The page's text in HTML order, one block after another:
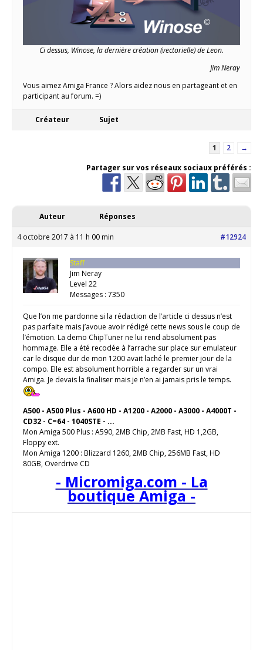
Ci dessus, Winose, la dernière création (vectorielle) de Leon.
Jim Neray
Vous aimez Amiga France ? Alors aidez nous en partageant et en
participant au forum. =)
Créateur Sujet
1 2
→
Partager sur vos réseaux sociaux préférés :
Auteur Réponses
4 octobre 2017 à 11 h 00 min #12924
Staff
Jim Neray
Level 22
Messages : 7350
Que l’on me pardonne si la rédaction de l’article ci dessus n’est
pas parfaite mais j’avoue avoir rédigé cette news sous le coup de
l’émotion. La demo ChipTuner ne lui rend absolument pas
hommage. Elle a été recodée à l’arrache sur place sur emulateur
car le disque dur de mon 1200 avait laché le premier jour de la
compo. Elle est absolument horrible a regarder sur un vrai
Amiga. Je devais la finaliser mais je n’en ai jamais pris le temps.
A500 - A500 Plus - A600 HD - A1200 - A2000 - A3000 - A4000T -
CD32 - C=64 - 1040STE - ...
Mon Amiga 500 Plus : A590, 2MB Chip, 2MB Fast, HD 1,2GB,
Floppy ext.
Mon Amiga 1200 : Blizzard 1260, 2MB Chip, 256MB Fast, HD
80GB, Overdrive CD
- Micromiga.com - La
boutique Amiga -